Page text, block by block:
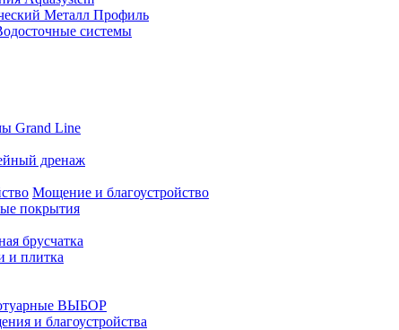
Металл Профиль
системы
Grand Line
дренаж
Мощение и благоустройство
покрытия
брусчатка
и плитка
ВЫБОР
и благоустройства